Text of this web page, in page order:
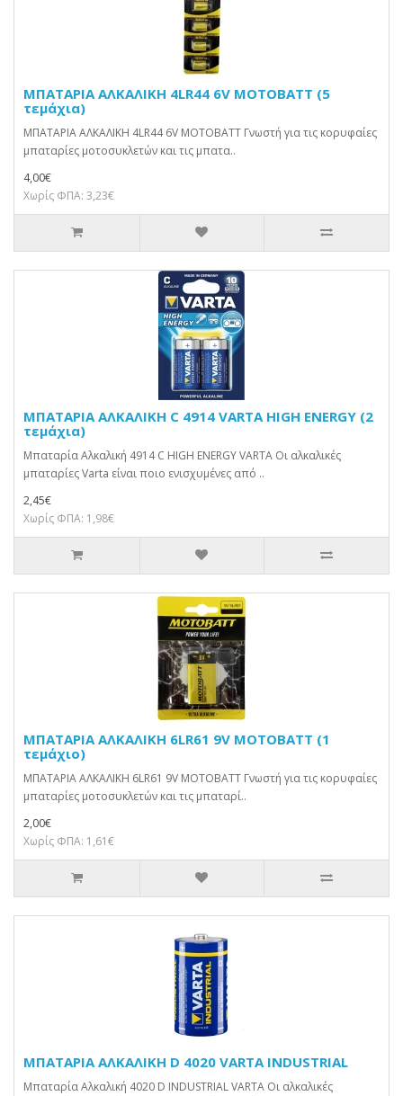
ΜΠΑΤΑΡΙΑ ΑΛΚΑΛΙΚΗ 4LR44 6V MOTOBATT (5
τεμάχια)
ΜΠΑΤΑΡΙΑ ΑΛΚΑΛΙΚΗ 4LR44 6V MOTOBATT Γνωστή για τις κορυφαίες
μπαταρίες μοτοσυκλετών και τις μπατα..
4,00€
Χωρίς ΦΠΑ: 3,23€
ΜΠΑΤΑΡΙΑ ΑΛΚΑΛΙΚΗ C 4914 VARTA HIGH ENERGY (2
τεμάχια)
Μπαταρία Αλκαλική 4914 C HIGH ENERGY VARTA Οι αλκαλικές
μπαταρίες Varta είναι ποιο ενισχυμένες από ..
2,45€
Χωρίς ΦΠΑ: 1,98€
ΜΠΑΤΑΡΙΑ ΑΛΚΑΛΙΚΗ 6LR61 9V MOTOBATT (1
τεμάχιο)
ΜΠΑΤΑΡΙΑ ΑΛΚΑΛΙΚΗ 6LR61 9V MOTOBATT Γνωστή για τις κορυφαίες
μπαταρίες μοτοσυκλετών και τις μπαταρί..
2,00€
Χωρίς ΦΠΑ: 1,61€
ΜΠΑΤΑΡΙΑ ΑΛΚΑΛΙΚΗ D 4020 VARTA INDUSTRIAL
Μπαταρία Αλκαλική 4020 D INDUSTRIAL VARTA Οι αλκαλικές